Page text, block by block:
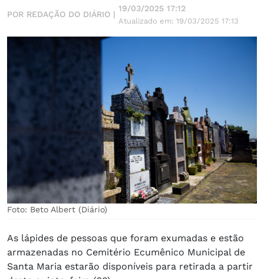
POR REDAÇÃO DO DIÁRIO |
19/03/2025 17:12
Atualizado em: 19/03/2025 17:13
Foto: Beto Albert (Diário)
As lápides de pessoas que foram exumadas e estão
armazenadas no Cemitério Ecumênico Municipal de
Santa Maria estarão disponíveis para retirada a partir